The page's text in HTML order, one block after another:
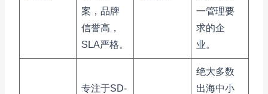
案，品牌
信誉高，
SLA严格。
一管理要
求的企
业。
专注于SD-
绝大多数
出海中小